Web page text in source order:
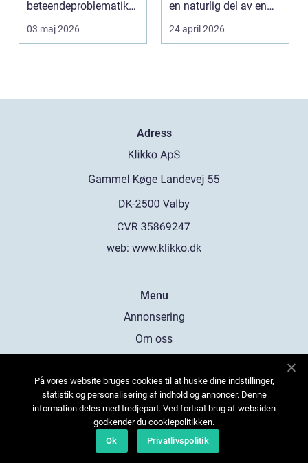
beteendeproblematik
är ett stort st...
03 maj 2026
en naturlig del av en
hållbar livsst...
24 april 2026
Adress
web: www.klikko.dk
Menu
Annonsering
Om oss
Kontakta oss
Sitemap
På vores website bruges cookies til at huske dine indstillinger,
statistik og personalisering af indhold og annoncer. Denne
information deles med tredjepart. Ved fortsat brug af websiden
godkender du cookiepolitikken.
Ok
Privatlivspolitik